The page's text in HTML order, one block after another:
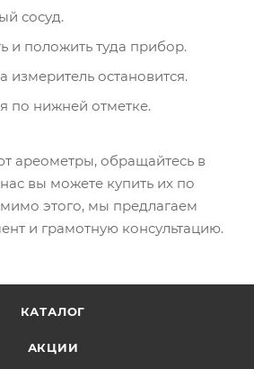
сосуд.
и положить туда прибор.
измеритель остановится.
по нижней отметке.
ареометры, обращайтесь в
вы можете купить их по
этого, мы предлагаем
и грамотную консультацию.
КАТАЛОГ
АКЦИИ